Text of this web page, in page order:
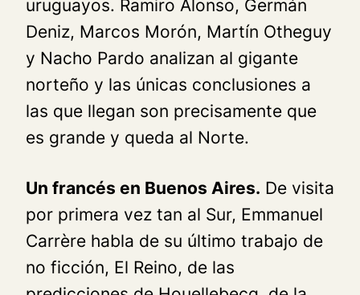
uruguayos. Ramiro Alonso, Germán
Deniz, Marcos Morón, Martín Otheguy
y Nacho Pardo analizan al gigante
norteño y las únicas conclusiones a
las que llegan son precisamente que
es grande y queda al Norte.
Un francés en Buenos Aires. De visita
por primera vez tan al Sur, Emmanuel
Carrère habla de su último trabajo de
no ficción, El Reino, de las